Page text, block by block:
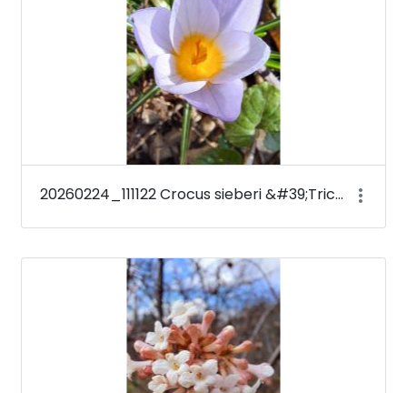
20260224_111122 Crocus sieberi &#39;Tricolor&#39;